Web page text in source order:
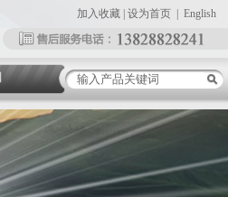
加入收藏 设为首页 English